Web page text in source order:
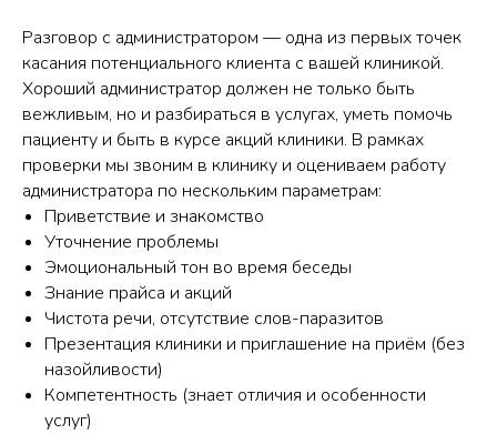
Разговор с администратором — одна из первых точек
касания потенциального клиента с вашей клиникой.
Хороший администратор должен не только быть
вежливым, но и разбираться в услугах, уметь помочь
пациенту и быть в курсе акций клиники. В рамках
проверки мы звоним в клинику и оцениваем работу
администратора по нескольким параметрам:
Приветствие и знакомство
Уточнение проблемы
Эмоциональный тон во время беседы
Знание прайса и акций
Чистота речи, отсутствие слов-паразитов
Презентация клиники и приглашение на приём (без
назойливости)
Компетентность (знает отличия и особенности
услуг)